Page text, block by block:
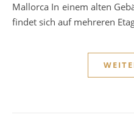
Mallorca In einem alten
findet sich auf mehreren